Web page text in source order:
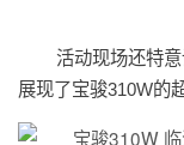
活动现场还特
展现了宝骏310W的